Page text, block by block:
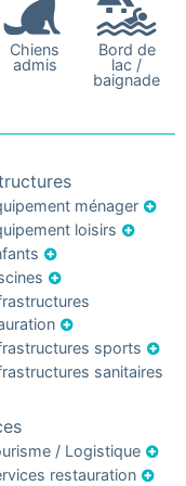
Chiens
admis
Bord de
lac /
baignade
ménager
loisirs
sports
sanitaires
/ Logistique
restauration